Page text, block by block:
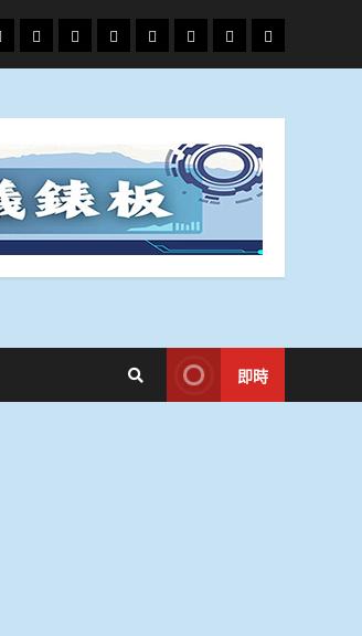
.
文
教.
專
題
娛
樂
政
治
國
際
運
動
生
活
即時